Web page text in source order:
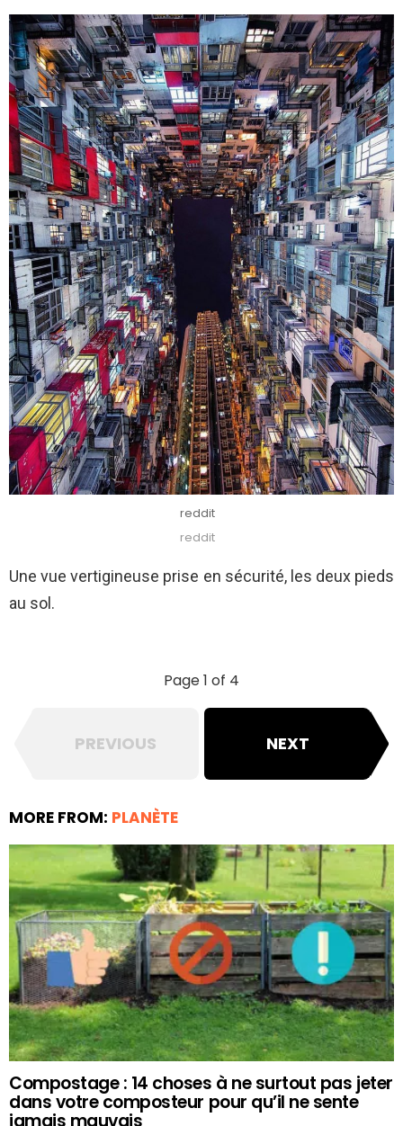
reddit
reddit
Une vue vertigineuse prise en sécurité, les deux pieds
au sol.
Page 1 of 4
PREVIOUS NEXT
MORE FROM: PLANÈTE
Compostage : 14 choses à ne surtout pas jeter
dans votre composteur pour qu’il ne sente
jamais mauvais